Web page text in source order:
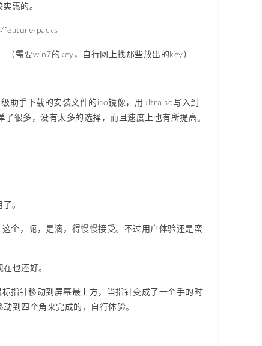
惠的。
feature-packs
需要win7的key，自行网上找那些放出的key）
助手下载的安装文件的iso镜像，用ultraiso写入到
很多，没有太多的选择，而且速度上也有所提高。
。
个，呃，是滴，得慢慢接受。不过用户体验还是蛮
也还好。
指针移动到屏幕最上方，当指针变成了一个手的时
到四个角来完成的，自行体验。